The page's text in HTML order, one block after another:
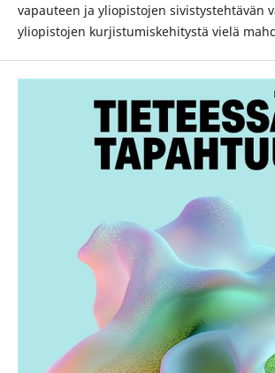
vapauteen ja yliopistojen sivistystehtävän
yliopistojen kurjistumiskehitystä vielä